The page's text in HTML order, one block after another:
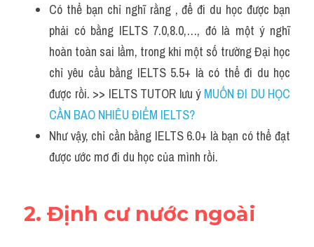
Có thể bạn chỉ nghĩ rằng , để đi du học được bạn
phải có bằng IELTS 7.0,8.0,…, đó là một ý nghĩ
hoàn toàn sai lầm, trong khi một số trường Đại học
chỉ yêu cầu bằng IELTS 5.5+ là có thể đi du học
được rồi. >> IELTS TUTOR lưu ý MUỐN ĐI DU HỌC
CẦN BAO NHIÊU ĐIỂM IELTS?
Như vậy, chỉ cần bằng IELTS 6.0+ là bạn có thể đạt
được ước mơ đi du học của mình rồi.
2. Định cư nước ngoài